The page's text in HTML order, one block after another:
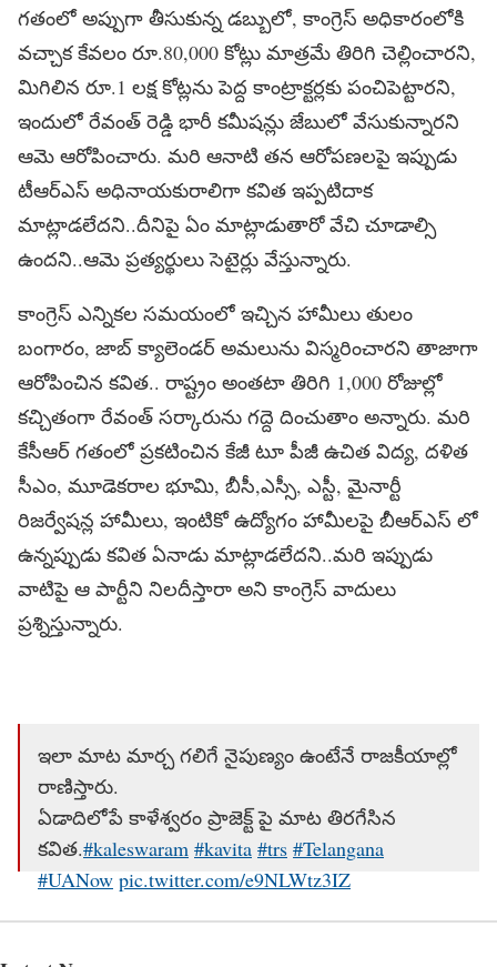
గతంలో అప్పుగా తీసుకున్న డబ్బులో, కాంగ్రెస్ అధికారంలోకి
వచ్చాక కేవలం రూ.80,000 కోట్లు మాత్రమే తిరిగి చెల్లించారని,
మిగిలిన రూ.1 లక్ష కోట్లను పెద్ద కాంట్రాక్టర్లకు పంచిపెట్టారని,
ఇందులో రేవంత్ రెడ్డి భారీ కమీషన్లు జేబులో వేసుకున్నారని
ఆమె ఆరోపించారు. మరి ఆనాటి తన ఆరోపణలపై ఇప్పుడు
టీఆర్ఎస్ అధినాయకురాలిగా కవిత ఇప్పటిదాక
మాట్లాడలేదని..దీనిపై ఏం మాట్లాడుతారో వేచి చూడాల్సి
ఉందని..ఆమె ప్రత్యర్థులు సెటైర్లు వేస్తున్నారు.
కాంగ్రెస్ ఎన్నికల సమయంలో ఇచ్చిన హామీలు తులం
బంగారం, జాబ్‌ క్యాలెండర్‌ అమలును విస్మరించారని తాజాగా
ఆరోపించిన కవిత.. రాష్ట్రం అంతటా తిరిగి 1,000 రోజుల్లో
కచ్చితంగా రేవంత్‌ సర్కారును గద్దె దించుతాం అన్నారు. మరి
కేసీఆర్ గతంలో ప్రకటించిన కేజీ టూ పీజీ ఉచిత విద్య, దళిత
సీఎం, మూడెకరాల భూమి, బీసీ,ఎస్సీ, ఎస్టీ, మైనార్టీ
రిజర్వేషన్ల హామీలు, ఇంటికో ఉద్యోగం హామీలపై బీఆర్ఎస్ లో
ఉన్నప్పుడు కవిత ఏనాడు మాట్లాడలేదని..మరి ఇప్పుడు
వాటిపై ఆ పార్టీని నిలదీస్తారా అని కాంగ్రెస్ వాదులు
ప్రశ్నిస్తున్నారు.
ఇలా మాట మార్చ గలిగే నైపుణ్యం ఉంటేనే రాజకీయాల్లో
రాణిస్తారు.
ఏడాదిలోపే కాళేశ్వరం ప్రాజెక్ట్ పై మాట తిరగేసిన
కవిత.#kaleswaram #kavita #trs #Telangana
#UANow pic.twitter.com/e9NLWtz3IZ
— UttarandhraNow (@UttarandhraNow)May 3,